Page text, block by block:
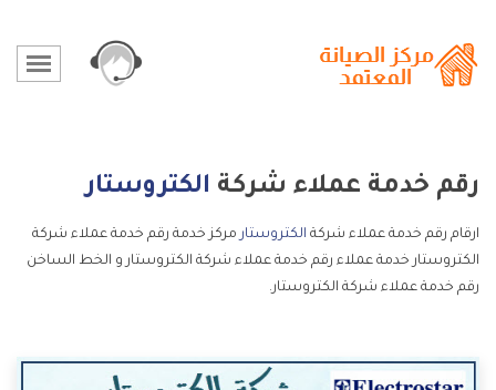
رقم خدمة عملاء شركة الكتروستار
ارقام رقم خدمة عملاء شركة الكتروستار مركز خدمة رقم خدمة عملاء شركة
الكتروستار خدمة عملاء رقم خدمة عملاء شركة الكتروستار و الخط الساخن
رقم خدمة عملاء شركة الكتروستار.